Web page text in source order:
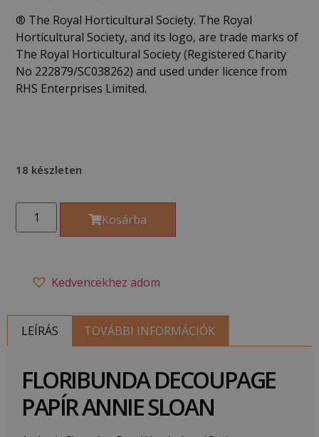
®️ The Royal Horticultural Society. The Royal
Horticultural Society, and its logo, are trade marks of
The Royal Horticultural Society (Registered Charity
No 222879/SC038262) and used under licence from
RHS Enterprises Limited.
18 készleten
Kosárba
Kedvencekhez adom
LEÍRÁS TOVÁBBI INFORMÁCIÓK
FLORIBUNDA DECOUPAGE
PAPÍR ANNIE SLOAN